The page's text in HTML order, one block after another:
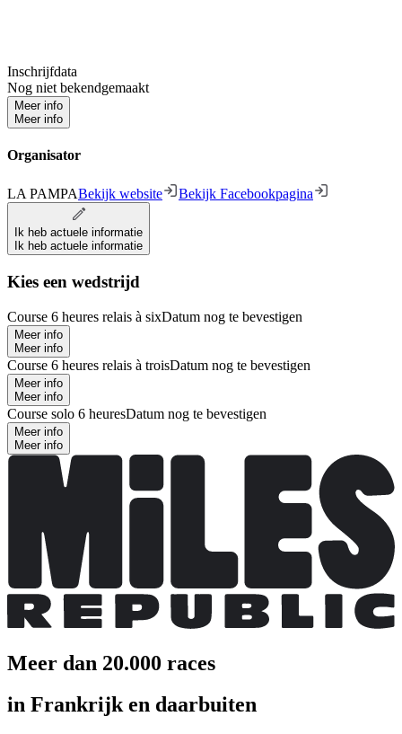
Inschrijfdata
Nog niet bekendgemaakt
Meer info
Meer info
Organisator
LA PAMPABekijk website Bekijk Facebookpagina
Ik heb actuele informatie
Ik heb actuele informatie
Kies een wedstrijd
Course 6 heures relais à sixDatum nog te bevestigen
Meer info
Meer info
Course 6 heures relais à troisDatum nog te bevestigen
Meer info
Meer info
Course solo 6 heuresDatum nog te bevestigen
Meer info
Meer info
Meer dan 20.000 races
in Frankrijk en daarbuiten